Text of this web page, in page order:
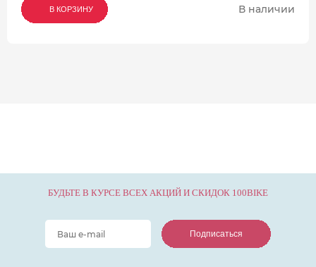
В КОРЗИНУ
В КОРЗИНУ
В КОРЗИНУ В наличии
БУДЬТЕ В КУРСЕ ВСЕХ АКЦИЙ И СКИДОК 100BIKE
Подписаться
Подписаться
Подписаться